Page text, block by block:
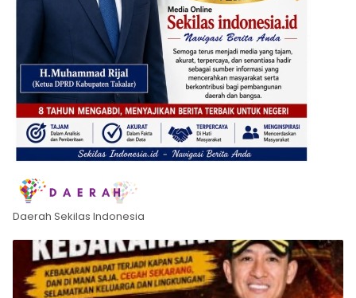
Daerah Sekilas Indonesia